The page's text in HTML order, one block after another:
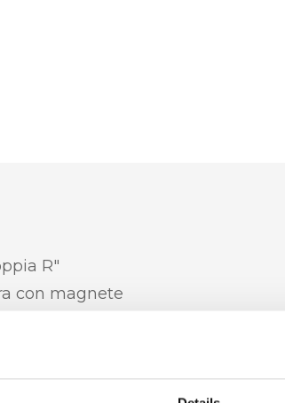
R"
con magnete